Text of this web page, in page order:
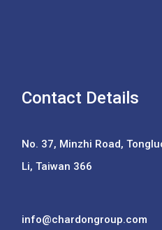
Contact Details
No. 37, Minzhi Road,
Li, Taiwan 366
info@chardongroup.com